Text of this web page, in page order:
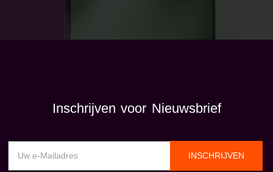
Inschrijven voor Nieuwsbrief
INSCHRIJVEN